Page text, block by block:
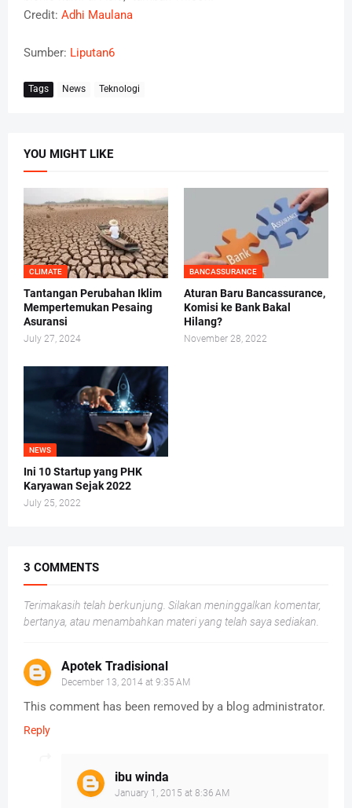
Credit: Adhi Maulana
Sumber: Liputan6
Tags News Teknologi
YOU MIGHT LIKE
CLIMATE
Tantangan Perubahan Iklim
Mempertemukan Pesaing
Asuransi
July 27, 2024
BANCASSURANCE
Aturan Baru Bancassurance,
Komisi ke Bank Bakal
Hilang?
November 28, 2022
NEWS
Ini 10 Startup yang PHK
Karyawan Sejak 2022
July 25, 2022
3 COMMENTS
Terimakasih telah berkunjung. Silakan meninggalkan komentar,
bertanya, atau menambahkan materi yang telah saya sediakan.
Apotek Tradisional
December 13, 2014 at 9:35 AM
This comment has been removed by a blog administrator.
Reply
ibu winda
January 1, 2015 at 8:36 AM